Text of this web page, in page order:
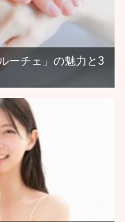
ーチェ」の魅力と3